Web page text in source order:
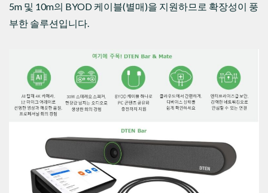
5m 및 10m의 BYOD 케이블(별매)을 지원하므로 확장성이 풍
부한 솔루션입니다.